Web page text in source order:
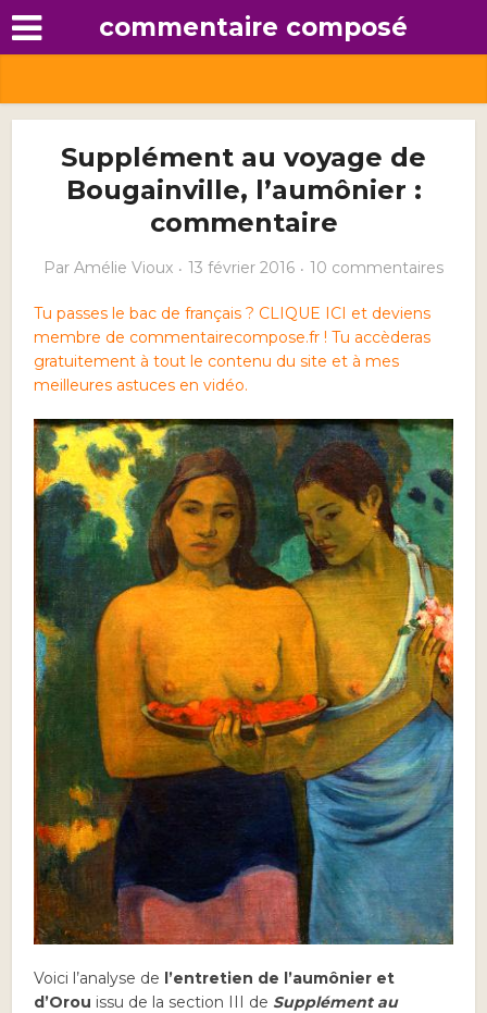
commentaire composé
Supplément au voyage de
Bougainville, l’aumônier :
commentaire
Par Amélie Vioux 13 février 2016 10 commentaires
Tu passes le bac de français ? CLIQUE ICI et deviens
membre de commentairecompose.fr ! Tu accèderas
gratuitement à tout le contenu du site et à mes
meilleures astuces en vidéo.
Voici l’analyse de l’entretien de l’aumônier et
d’Orou issu de la section III de Supplément au